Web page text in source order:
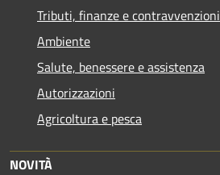
Tributi, finanze e contravvenzioni
Ambiente
Salute, benessere e assistenza
Autorizzazioni
Agricoltura e pesca
NOVITÀ